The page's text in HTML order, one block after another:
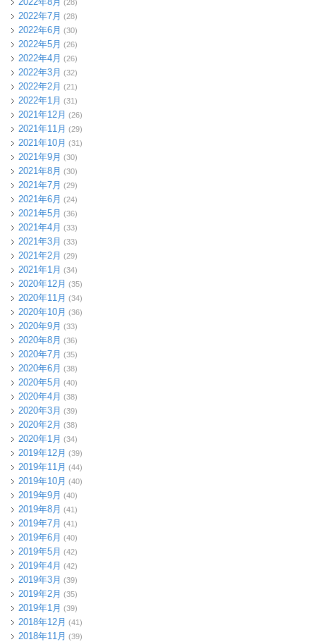
(28)
2022年7月 (28)
2022年6月 (30)
2022年5月 (26)
2022年4月 (26)
2022年3月 (32)
2022年2月 (21)
2022年1月 (31)
2021年12月 (26)
2021年11月 (29)
2021年10月 (31)
2021年9月 (30)
2021年8月 (30)
2021年7月 (29)
2021年6月 (24)
2021年5月 (36)
2021年4月 (33)
2021年3月 (33)
2021年2月 (29)
2021年1月 (34)
2020年12月 (35)
2020年11月 (34)
2020年10月 (36)
2020年9月 (33)
2020年8月 (36)
2020年7月 (35)
2020年6月 (38)
2020年5月 (40)
2020年4月 (38)
2020年3月 (39)
2020年2月 (38)
2020年1月 (34)
2019年12月 (39)
2019年11月 (44)
2019年10月 (40)
2019年9月 (40)
2019年8月 (41)
2019年7月 (41)
2019年6月 (40)
2019年5月 (42)
2019年4月 (42)
2019年3月 (39)
2019年2月 (35)
2019年1月 (39)
2018年12月 (41)
2018年11月 (39)